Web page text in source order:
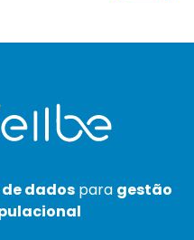
dados para gestão